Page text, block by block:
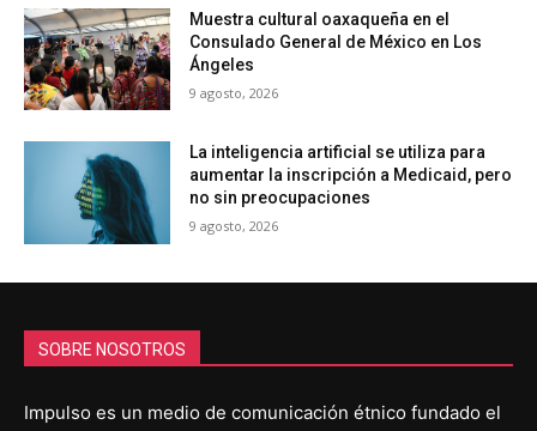
Muestra cultural oaxaqueña en el
Consulado General de México en Los
Ángeles
9 agosto, 2026
La inteligencia artificial se utiliza para
aumentar la inscripción a Medicaid, pero
no sin preocupaciones
9 agosto, 2026
SOBRE NOSOTROS
Impulso es un medio de comunicación étnico fundado el